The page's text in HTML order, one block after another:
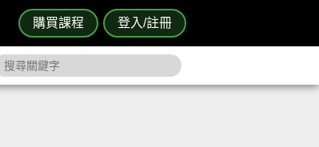
購買課程 登入/註冊